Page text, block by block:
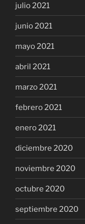
julio 2021
junio 2021
mayo 2021
abril 2021
marzo 2021
febrero 2021
enero 2021
diciembre 2020
noviembre 2020
octubre 2020
septiembre 2020